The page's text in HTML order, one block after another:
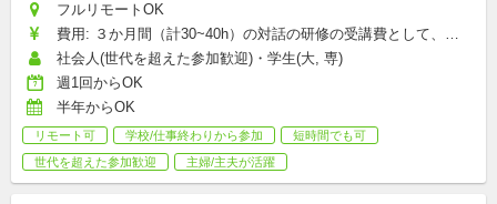
フルリモートOK
費用: ３か月間（計30~40h）の対話の研修の受講費として、
33,000円（税込み）が必要となります。メンターにならなくとも
講座だけ受けていただくことも可能です。：33,000円
社会人(世代を超えた参加歓迎)・学生(大, 専)
週1回からOK
半年からOK
リモート可 学校/仕事終わりから参加
短時間でも可
世代を超えた参加歓迎
主婦/主夫が活躍